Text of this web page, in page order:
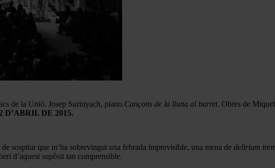
de la Unió. Josep Surinyach, piano.Cançons de la lluna al barret. Obres de
D’ABRIL DE 2015.
sospitar que m’ha sobrevingut una febrada imprevisible, una mena de delirium
d’aquest supòsit tan comprensible.